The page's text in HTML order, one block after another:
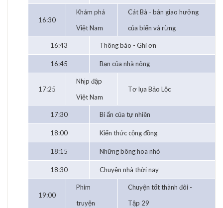
16:30
Khám phá
Việt Nam
Cát Bà - bản giao hưởng
của biển và rừng
16:43 Thông báo - Ghi ơn
16:45 Bạn của nhà nông
17:25
Nhịp đập
Việt Nam
Tơ lụa Bảo Lộc
17:30 Bí ẩn của tự nhiên
18:00 Kiến thức cộng đồng
18:15 Những bông hoa nhỏ
18:30 Chuyện nhà thời nay
19:00
Phim
truyện
Chuyện tốt thành đôi -
Tập 29